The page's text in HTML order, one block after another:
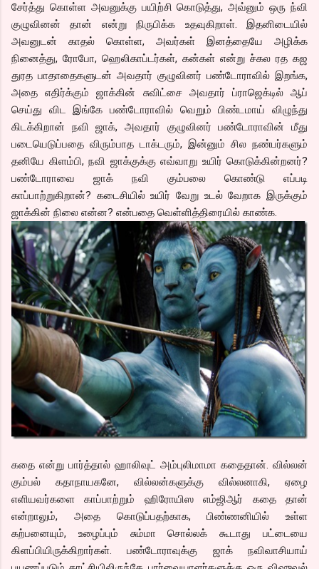
சேர்த்து கொள்ள அவனுக்கு பயிற்சி கொடுத்து, அவ்னும் ஒரு ந்வி
குழுவினன் தான் என்று நிருபிக்க உதவுகிறாள். இதனிடையில்
அவனுடன் காதல் கொள்ள, அவர்கள் இனத்தையே அழிக்க
நினைத்து, ரோபோ, ஹெலிகாப்டர்கள், கன்கள் என்று ச்கல ரத கஜ
துரத பாதாதைகளுடன் அவதார் குழுவினர் பண்டோராவில் இறங்க,
அதை எதிர்க்கும் ஜாக்கின் சுவிட்சை அவதார் ப்ராஜெக்டில் ஆப்
செய்து விட இங்கே பண்டோராவில் வெறும் பிண்டமாய் விழுந்து
கிடக்கிறான் நவி ஜாக், அவதார் குழுவினர் பண்டோராவின் மீது
படையெடுப்பதை விரும்பாத டாக்டரும், இன்னும் சில நண்பர்களும்
தனியே கிளம்பி, நவி ஜாக்குக்கு எவ்வாறு உயிர் கொடுக்கின்றனர்?
பண்டோராவை ஜாக் நவி கும்பலை கொண்டு எப்படி
காப்பாற்றுகிறான்? கடைசியில் உயிர் வேறு உடல் வேறாக இருக்கும்
ஜாக்கின் நிலை என்ன? என்பதை வெள்ளித்திரையில் காண்க.
கதை என்று பார்த்தால் ஹாலிவுட் அம்புலிமாமா கதைதான். வில்லன்
கும்பல் கதாநாயகனே, வில்லன்களுக்கு வில்லனாகி, ஏழை
எளியவர்களை காப்பாற்றும் ஹிரோயிஸ எம்ஜிஆர் கதை தான்
என்றாலும், அதை கொடுப்பதற்காக, பிண்ணனியில் உள்ள
கற்பனையும், உழைப்பும் சும்மா சொல்லக் கூடாது பட்டையை
கிளப்பியிருக்கிறார்கள். பண்டோராவுக்கு ஜாக் நவிவாசியாய்